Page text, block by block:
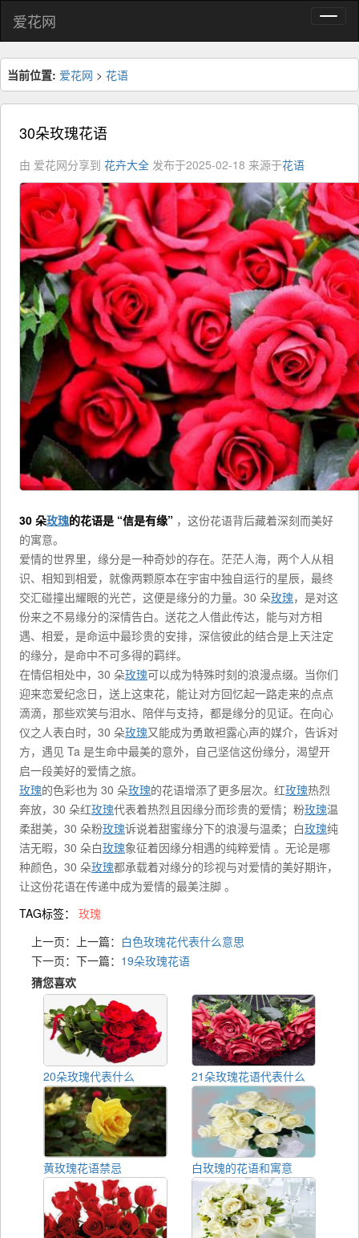
爱花网
当前位置: 爱花网 > 花语
30朵玫瑰花语
由 爱花网分享到 花卉大全 发布于2025-02-18 来源于花语
30 朵玫瑰的花语是 “信是有缘” ，这份花语背后藏着深刻而美好
的寓意。
爱情的世界里，缘分是一种奇妙的存在。茫茫人海，两个人从相
识、相知到相爱，就像两颗原本在宇宙中独自运行的星辰，最终
交汇碰撞出耀眼的光芒，这便是缘分的力量。30 朵玫瑰，是对这
份来之不易缘分的深情告白。送花之人借此传达，能与对方相
遇、相爱，是命运中最珍贵的安排，深信彼此的结合是上天注定
的缘分，是命中不可多得的羁绊。
在情侣相处中，30 朵玫瑰可以成为特殊时刻的浪漫点缀。当你们
迎来恋爱纪念日，送上这束花，能让对方回忆起一路走来的点点
滴滴，那些欢笑与泪水、陪伴与支持，都是缘分的见证。在向心
仪之人表白时，30 朵玫瑰又能成为勇敢袒露心声的媒介，告诉对
方，遇见 Ta 是生命中最美的意外，自己坚信这份缘分，渴望开
启一段美好的爱情之旅。
玫瑰的色彩也为 30 朵玫瑰的花语增添了更多层次。红玫瑰热烈
奔放，30 朵红玫瑰代表着热烈且因缘分而珍贵的爱情；粉玫瑰温
柔甜美，30 朵粉玫瑰诉说着甜蜜缘分下的浪漫与温柔；白玫瑰纯
洁无暇，30 朵白玫瑰象征着因缘分相遇的纯粹爱情 。无论是哪
种颜色，30 朵玫瑰都承载着对缘分的珍视与对爱情的美好期许，
让这份花语在传递中成为爱情的最美注脚 。
TAG标签： 玫瑰
上一页：上一篇： 白色玫瑰花代表什么意思
下一页：下一篇： 19朵玫瑰花语
猜您喜欢
20朵玫瑰代表什么 21朵玫瑰花语代表什么
黄玫瑰花语禁忌 白玫瑰的花语和寓意